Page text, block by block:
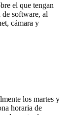
el que tengan
de software, al
cámara y
los martes y
horaria de